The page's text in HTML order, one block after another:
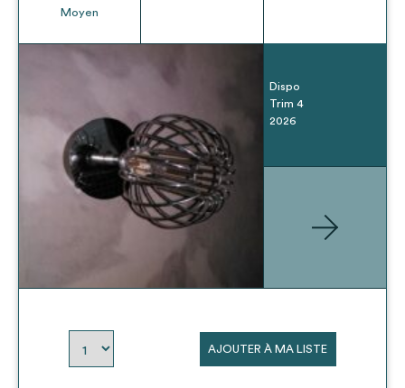
Moyen
Dispo
Trim 4
2026
AJOUTER À MA LISTE